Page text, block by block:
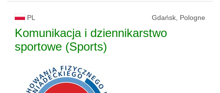
PL Gdańsk, Pologne
Komunikacja i dziennikarstwo
sportowe (Sports)